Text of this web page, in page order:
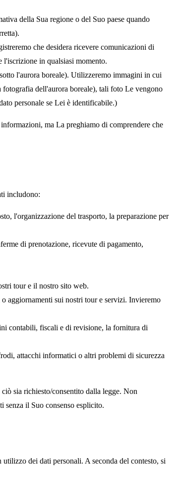
della Sua regione o del Suo paese quando
che desidera ricevere comunicazioni di
l'iscrizione in qualsiasi momento.
l'aurora boreale). Utilizzeremo immagini in cui
dell'aurora boreale), tali foto Le vengono
personale se Lei è identificabile.)
ma La preghiamo di comprendere che
includono:
l'organizzazione del trasporto, la preparazione per
di prenotazione, ricevute di pagamento,
tour e il nostro sito web.
aggiornamenti sui nostri tour e servizi. Invieremo
contabili, fiscali e di revisione, la fornitura di
attacchi informatici o altri problemi di sicurezza
sia richiesto/consentito dalla legge. Non
il Suo consenso esplicito.
dei dati personali. A seconda del contesto, si